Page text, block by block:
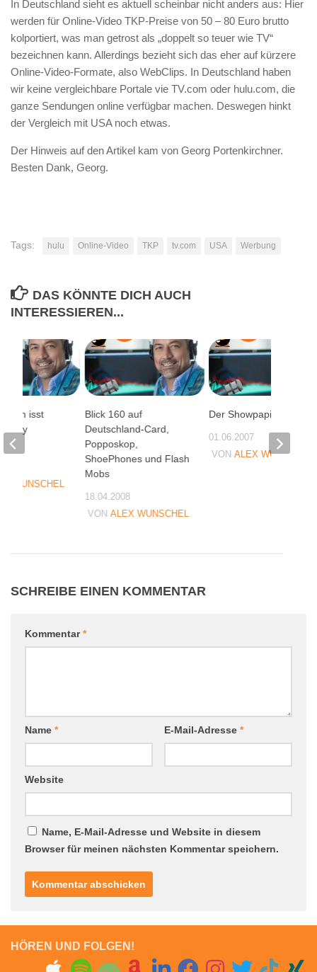
In Deutschland sieht es aktuell scheinbar nicht anders aus: Hier
werden für Online-Video TKP-Preise von 50 – 80 Euro brutto
kolportiert, was man getrost als „doppelt so teuer wie TV“
bezeichnen kann. Allerdings bezieht sich das eher auf kürzere
Online-Video-Formate, also WebClips. In Deutschland haben
wir keine vergleichbare Portale vie TV.com oder hulu.com, die
ganze Sendungen online verfügbar machen. Deswegen hinkt
der Vergleich mit USA noch etwas.
Der Hinweis auf den Artikel kam von Georg Portenkirchner.
Besten Dank, Georg.
Tags: hulu Online-Video TKP tv.com USA Werbung
DAS KÖNNTE DICH AUCH
INTERESSIEREN...
Blick 160 auf
Deutschland-Card,
Popposkop,
ShoePhones und Flash
Mobs
18.04.2008
VON ALEX WUNSCHEL
Der Showpapi…
01.06.2007
VONALEX WUNSCHEL
isst
Gary
WUNSCHEL
SCHREIBE EINEN KOMMENTAR
Kommentar*
Name * E-Mail-Adresse *
Website
Name, E-Mail-Adresse und Website in diesem
Browser für meinen nächsten Kommentar speichern.
HÖREN UND FOLGEN!